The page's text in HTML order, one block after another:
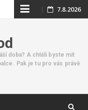
Skip 7.8.2026
doba? A chtěli byste mít
Pak je tu pro vás právě